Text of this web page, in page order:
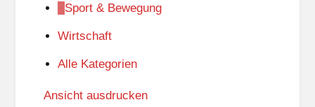
Sport & Bewegung
Wirtschaft
Alle Kategorien
Ansicht ausdrucken